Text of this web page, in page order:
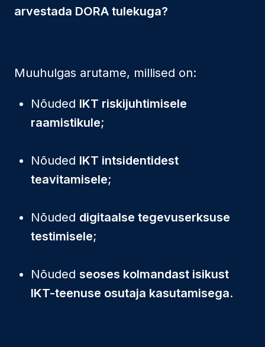
arvestada DORA tulekuga?
Muuhulgas arutame, millised on:
Nõuded IKT riskijuhtimisele
raamistikule;
Nõuded IKT intsidentidest
teavitamisele;
Nõuded digitaalse tegevuserksuse
testimisele;
Nõuded seoses kolmandast isikust
IKT-teenuse osutaja kasutamisega.